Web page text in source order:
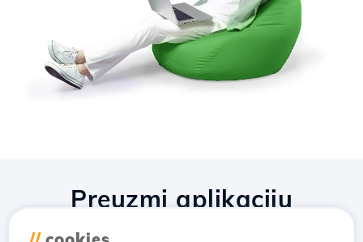
Preuzmi aplikaciju